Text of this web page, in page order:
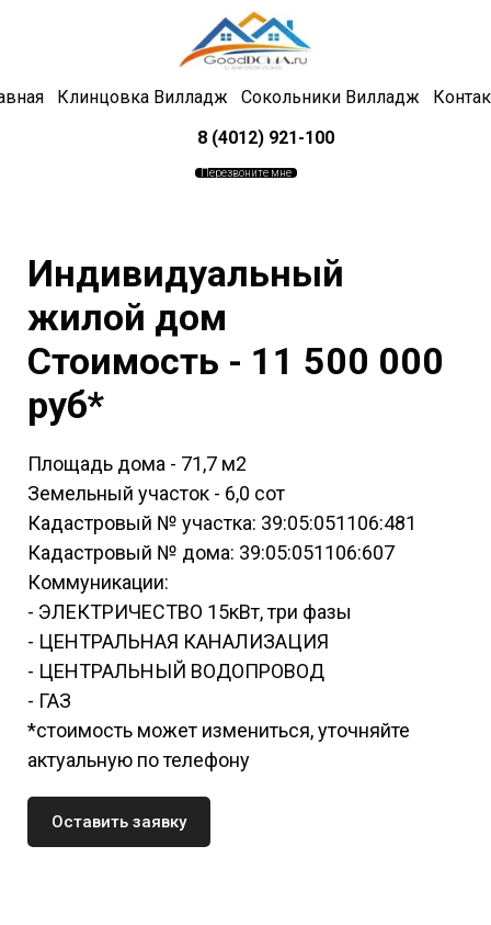
Клинцовка Вилладж Сокольники Вилладж
8 (4012) 921-100
Перезвоните мне
Индивидуальный
жилой дом
Стоимость - 11 500 000
руб*
Площадь дома - 71,7 м2
Земельный участок - 6,0 сот
Кадастровый № участка: 39:05:051106:481
Кадастровый № дома: 39:05:051106:607
Коммуникации:
- ЭЛЕКТРИЧЕСТВО 15кВт, три фазы
- ЦЕНТРАЛЬНАЯ КАНАЛИЗАЦИЯ
- ЦЕНТРАЛЬНЫЙ ВОДОПРОВОД
- ГАЗ
*стоимость может измениться, уточняйте
актуальную по телефону
Оставить заявку